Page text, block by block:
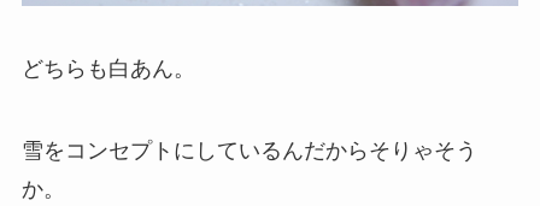
どちらも白あん。
雪をコンセプトにしているんだからそりゃそう
か。